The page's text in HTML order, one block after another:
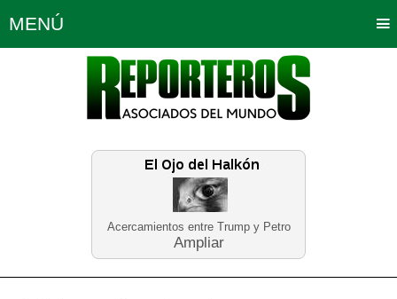
Acercamientos entre Trump y Petro
Ampliar
MENÚ
Política Opinión Bogotá
Planeta Tierra Deportes
Educación Neira